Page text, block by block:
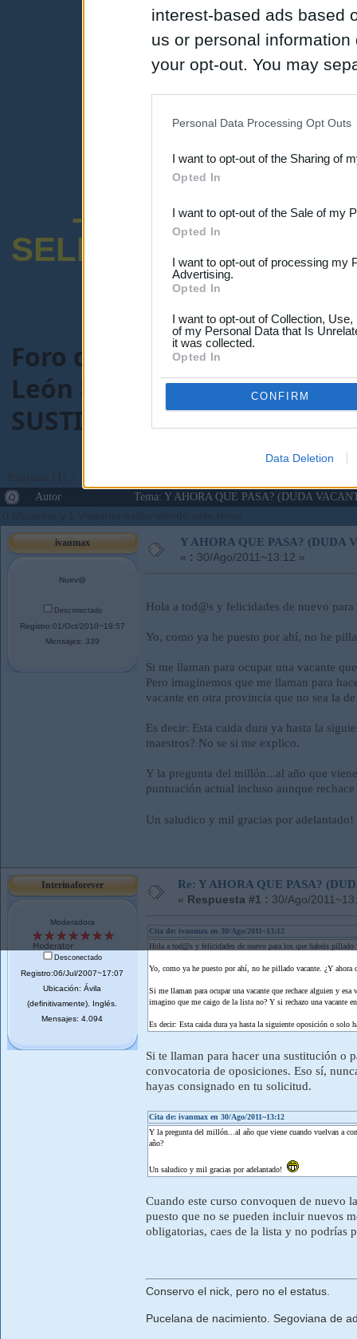
interest-based ads based
us or personal
your opt-out. You may
Downstream Participants
third parties.
Personal Data Processing Opt Outs
I want to opt-out of the Sharing of
Opted In
I want to opt-out of the Sale of my
Opted In
I want to opt-out of processing my
Advertising.
Opted In
I want to opt-out of Collection,
of my Personal Data that Is
it was collected.
Opted In
CONFIRM
Data Deletion
-ENCUESTA
SELECTIVO
Foro de Maestros25
León > Tema:Y AHORA
SUSTITUCIONES)
Páginas: [ 1
Autor
Tema: Y AHORA QUE PASA? (DUDA
0 Usuarios y 1 Visitante están viendo este tema.
ivanmax
Nuev@
Desconectado
Registro:01/Oct/2010~19:57
Mensajes: 339
Y AHORA QUE PASA? (DUDA
« : 30/Ago/2011~13:12 »
Hola a tod@s y felicidades de nuevo
Yo, como ya he puesto por ahí, no he
Si me llaman para ocupar una vacante
Pero imaginemos que me llaman para
vacante en otra provincia que no sea la
Es decir: Esta caida dura ya hasta la
maestros? No se si me explico.
Y la pregunta del millón...al año que
puntuación actual incluso aunque
Un saludico y mil gracias por
Interinaforever
Moderadora
Desconectado
Registro:06/Jul/2007~17:07
Ubicación: Ávila
(definitivamente). Inglés.
Mensajes: 4.094
Re: Y AHORA QUE PASA?
« Respuesta #1 : 30/Ago/
Cita de: ivanmax en 30/Ago/2011~13:12
Hola a tod@s y felicidades de nuevo para los que habeis pillado
Yo, como ya he puesto por ahí, no he pillado vacante. ¿Y ahora
Si me llaman para ocupar una vacante que rechace alguien y
imagino que me caigo de la lista no? Y si rechazo una vacante
Es decir: Esta caida dura ya hasta la siguiente oposición o solo
Si te llaman para hacer una sustitución o
convocatoria de oposiciones. Eso sí,
hayas consignado en tu solicitud.
Cita de: ivanmax en 30/Ago/2011~13:12
Y la pregunta del millón...al año que viene cuando vuelvan a
año?
Un saludico y mil gracias por adelantado!
Cuando este curso convoquen de nuevo
puesto que no se pueden incluir nuevos
obligatorias, caes de la lista y no podrías
Conservo el nick, pero no el estatus.
Pucelana de nacimiento. Segoviana de